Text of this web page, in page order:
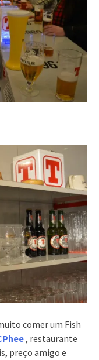
comer um Fish
, restaurante
preço amigo e